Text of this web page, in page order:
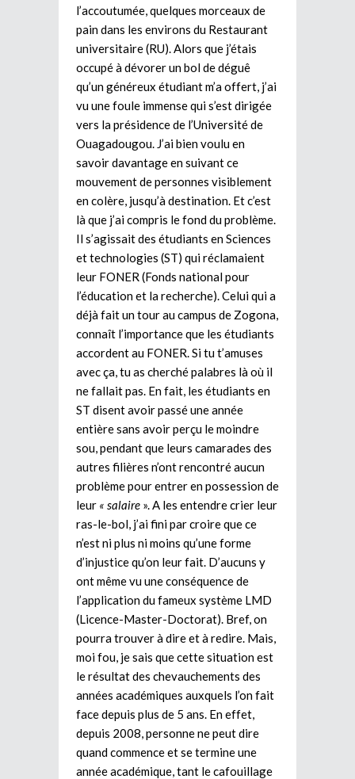
l’accoutumée, quelques morceaux de
pain dans les environs du Restaurant
universitaire (RU). Alors que j’étais
occupé à dévorer un bol de déguê
qu’un généreux étudiant m’a offert, j’ai
vu une foule immense qui s’est dirigée
vers la présidence de l’Université de
Ouagadougou. J’ai bien voulu en
savoir davantage en suivant ce
mouvement de personnes visiblement
en colère, jusqu’à destination. Et c’est
là que j’ai compris le fond du problème.
Il s’agissait des étudiants en Sciences
et technologies (ST) qui réclamaient
leur FONER (Fonds national pour
l’éducation et la recherche). Celui qui a
déjà fait un tour au campus de Zogona,
connaît l’importance que les étudiants
accordent au FONER. Si tu t’amuses
avec ça, tu as cherché palabres là où il
ne fallait pas. En fait, les étudiants en
ST disent avoir passé une année
entière sans avoir perçu le moindre
sou, pendant que leurs camarades des
autres filières n’ont rencontré aucun
problème pour entrer en possession de
leur « salaire ». A les entendre crier leur
ras-le-bol, j’ai fini par croire que ce
n’est ni plus ni moins qu’une forme
d’injustice qu’on leur fait. D’aucuns y
ont même vu une conséquence de
l’application du fameux système LMD
(Licence-Master-Doctorat). Bref, on
pourra trouver à dire et à redire. Mais,
moi fou, je sais que cette situation est
le résultat des chevauchements des
années académiques auxquels l’on fait
face depuis plus de 5 ans. En effet,
depuis 2008, personne ne peut dire
quand commence et se termine une
année académique, tant le cafouillage